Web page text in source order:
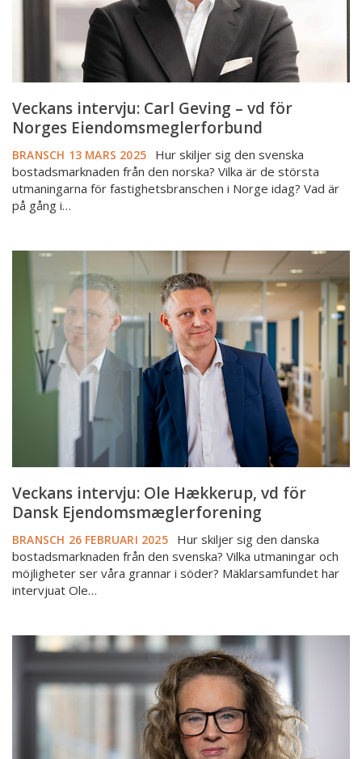
Eiendomsmeglerforbund
Veckans intervju: Carl Geving – vd för
Norges Eiendomsmeglerforbund
BRANSCH 13 MARS 2025
Hur skiljer sig den svenska
bostadsmarknaden från den norska? Vilka är de största
utmaningarna för fastighetsbranschen i Norge idag? Vad är
på gång i…
Veckans
Hækkerup,
Dansk
Ejendomsmæglerforening
Veckans intervju: Ole Hækkerup, vd för
Dansk Ejendomsmæglerforening
BRANSCH 26 FEBRUARI 2025
Hur skiljer sig den danska
bostadsmarknaden från den svenska? Vilka utmaningar och
möjligheter ser våra grannar i söder? Mäklarsamfundet har
intervjuat Ole…
Veckans
intervju
med
Martina